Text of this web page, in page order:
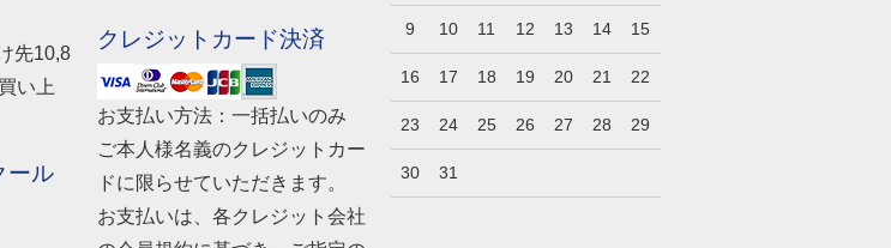
先10,8
い上
ール
クレジットカード決済
お支払い方法：一括払いのみ
ご本人様名義のクレジットカー
ドに限らせていただきます。
お支払いは、各クレジット会社
9 10 11 12 13 14 15
16 17 18 19 20 21 22
23 24 25 26 27 28 29
30 31